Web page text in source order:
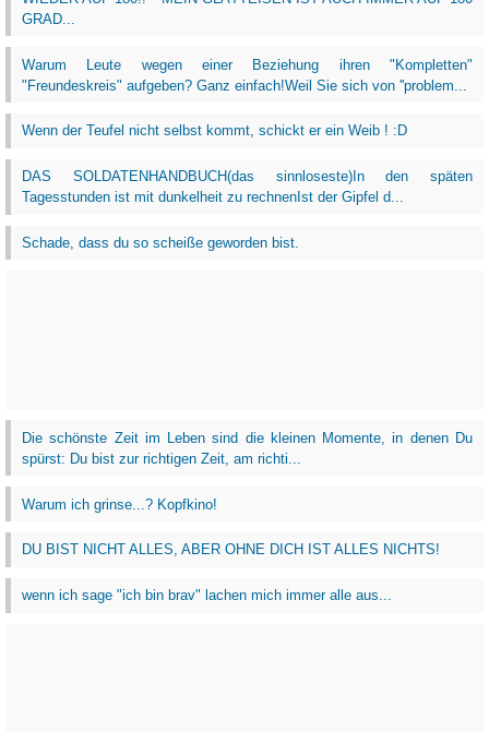
GRAD...
Warum Leute wegen einer Beziehung ihren "Kompletten"
"Freundeskreis" aufgeben? Ganz einfach!Weil Sie sich von ''problem...
Wenn der Teufel nicht selbst kommt, schickt er ein Weib ! :D
DAS SOLDATENHANDBUCH(das sinnloseste)In den späten
Tagesstunden ist mit dunkelheit zu rechnenIst der Gipfel d...
Schade, dass du so scheiße geworden bist.
Die schönste Zeit im Leben sind die kleinen Momente, in denen Du
spürst: Du bist zur richtigen Zeit, am richti...
Warum ich grinse...? Kopfkino!
DU BIST NICHT ALLES, ABER OHNE DICH IST ALLES NICHTS!
wenn ich sage "ich bin brav" lachen mich immer alle aus...